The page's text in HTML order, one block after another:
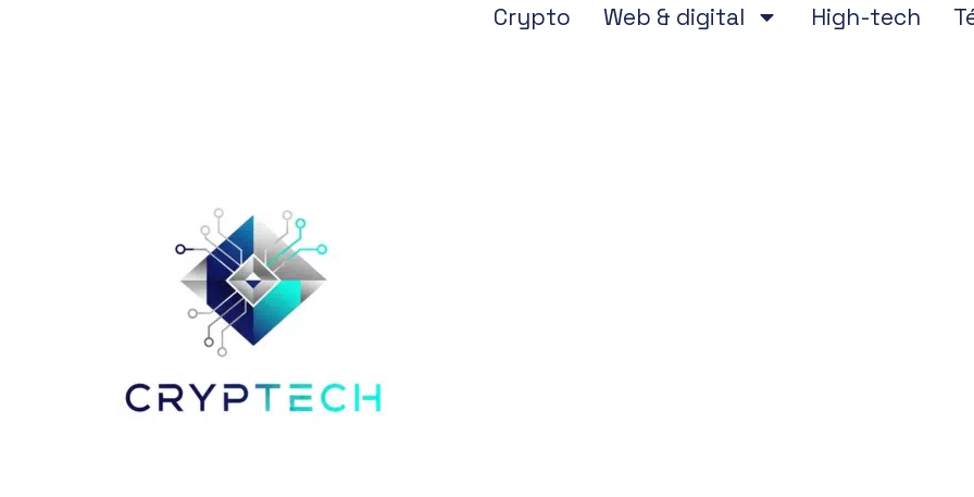
Crypto Web & digital High-tech